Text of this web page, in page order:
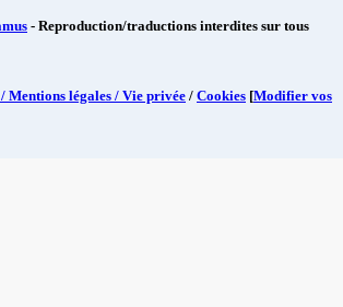
- Reproduction/traductions interdites sur tous
Mentions légales / Vie privée / Cookies [Modifier vos